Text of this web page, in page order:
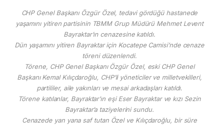
CHP Genel Başkanı Özgür Özel, tedavi gördüğü hastanede
yaşamını yitiren partisinin TBMM Grup Müdürü Mehmet Levent
Bayraktar’ın cenazesine katıldı.
Dün yaşamını yitiren Bayraktar için Kocatepe Camisi’nde cenaze
töreni düzenlendi.
Törene, CHP Genel Başkanı Özgür Özel, eski CHP Genel
Başkanı Kemal Kılıçdaroğlu, CHP’li yöneticiler ve milletvekilleri,
partililer, aile yakınları ve mesai arkadaşları katıldı.
Törene katılanlar, Bayraktar’ın eşi Eser Bayraktar ve kızı Sezin
Bayraktar’a taziyelerini sundu.
Cenazede yan yana saf tutan Özel ve Kılıçdaroğlu, bir süre